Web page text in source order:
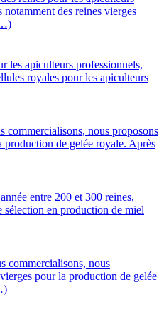
des reines vierges
les apiculteurs professionnels,
royales pour les apiculteurs
commercialisons, nous proposons
production de gelée royale. Après
entre 200 et 300 reines,
en production de miel
commercialisons, nous
pour la production de gelée